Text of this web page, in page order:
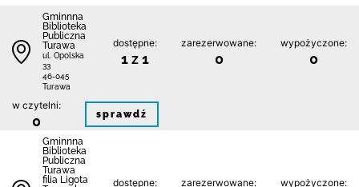
Gminnna
Biblioteka
Publiczna
Turawa
ul. Opolska
33
46-045
Turawa
dostępne:
1 z 1
zarezerwowane:
0
wypożyczone:
0
w czytelni:
0 sprawdź
Gminnna
Biblioteka
Publiczna
Turawa
filia Ligota
dostępne: zarezerwowane: wypożyczone: